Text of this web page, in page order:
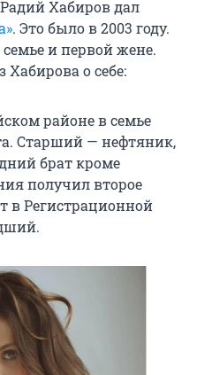
Хабиров дал
. Это было в 2003 году.
и первой жене.
о себе:
районе в семье
Старший — нефтяник,
брат кроме
получил второе
в Регистрационной